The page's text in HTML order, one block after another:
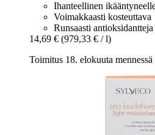
Ihanteellinen
Voimakkaasti kosteuttava
Runsaasti antioksidantteja
14,69 € (979,33 € / l)
Toimitus 18. elokuuta mennessä